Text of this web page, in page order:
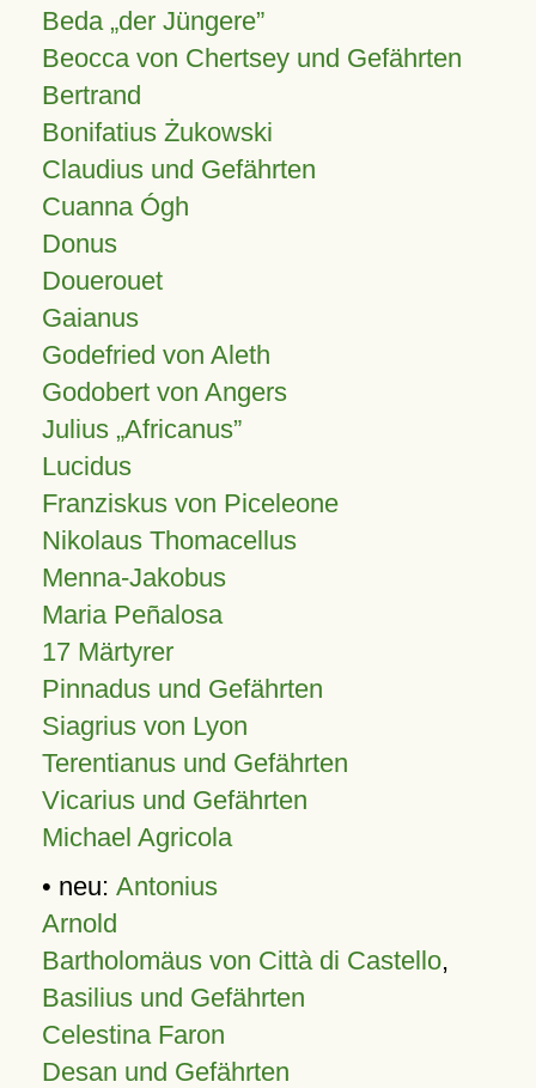
Beda „der Jüngere”
Beocca von Chertsey und Gefährten
Bertrand
Bonifatius Żukowski
Claudius und Gefährten
Cuanna Ógh
Donus
Douerouet
Gaianus
Godefried von Aleth
Godobert von Angers
Julius Africanus
Lucidus
Franziskus von Piceleone
Nikolaus Thomacellus
Menna-Jakobus
Maria Peñalosa
17 Märtyrer
Pinnadus und Gefährten
Siagrius von Lyon
Terentianus und Gefährten
Vicarius und Gefährten
Michael Agricola
• neu: Antonius
Arnold
Bartholomäus von Città di Castello,
Basilius und Gefährten
Celestina Faron
Desan und Gefährten